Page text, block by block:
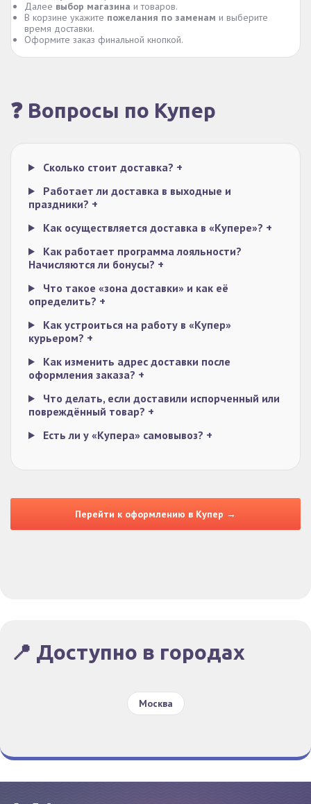
Далее выбор магазина и товаров.
В корзине укажите пожелания по заменам и выберите
время доставки.
Оформите заказ финальной кнопкой.
❓ Вопросы по Купер
Сколько стоит доставка? +
Работает ли доставка в выходные и
праздники? +
Как осуществляется доставка в «Купере»? +
Как работает программа лояльности?
Начисляются ли бонусы? +
Что такое «зона доставки» и как её
определить? +
Как устроиться на работу в «Купер»
курьером? +
Как изменить адрес доставки после
оформления заказа? +
Что делать, если доставили испорченный или
повреждённый товар? +
Есть ли у «Купера» самовывоз? +
Перейти к оформлению в Купер →
📍 Доступно в городах
Москва